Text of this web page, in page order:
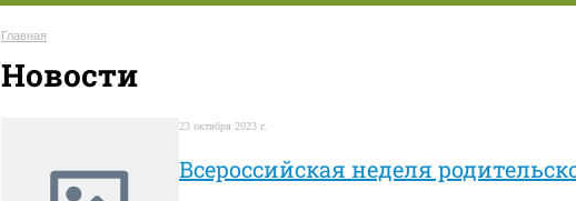
Главная
Новости
23 октября 2023 г.
Всероссийская неделя